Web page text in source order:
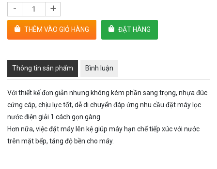
- +
THÊM VÀO GIỎ HÀNG ĐẶT HÀNG
Thông tin sản phẩm Bình luận
Với thiết kế đơn giản nhưng không kém phần sang trọng, nhựa đúc
cứng cáp, chịu lực tốt, dễ di chuyển đáp ứng nhu cầu đặt máy lọc
nước điện giải 1 cách gọn gàng.
Hơn nữa, việc đặt máy lên kệ giúp máy hạn chế tiếp xúc với nước
trên mặt bếp, tăng độ bền cho máy.